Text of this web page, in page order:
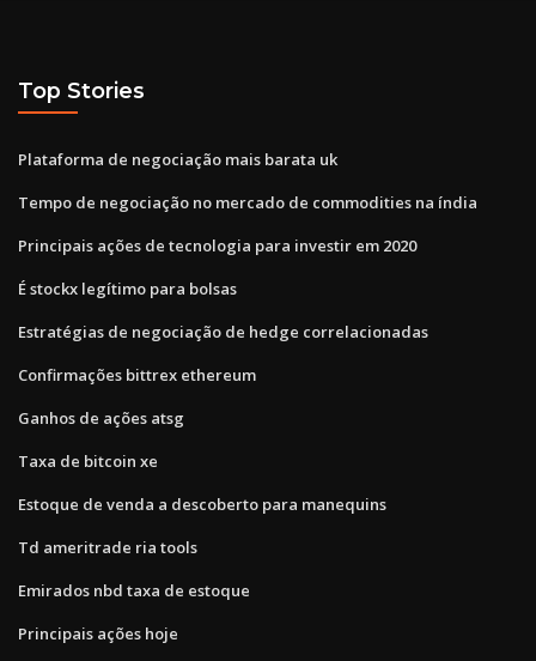
Top Stories
Plataforma de negociação mais barata uk
Tempo de negociação no mercado de commodities na índia
Principais ações de tecnologia para investir em 2020
É stockx legítimo para bolsas
Estratégias de negociação de hedge correlacionadas
Confirmações bittrex ethereum
Ganhos de ações atsg
Taxa de bitcoin xe
Estoque de venda a descoberto para manequins
Td ameritrade ria tools
Emirados nbd taxa de estoque
Principais ações hoje